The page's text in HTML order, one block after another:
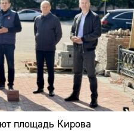
площадь Кирова